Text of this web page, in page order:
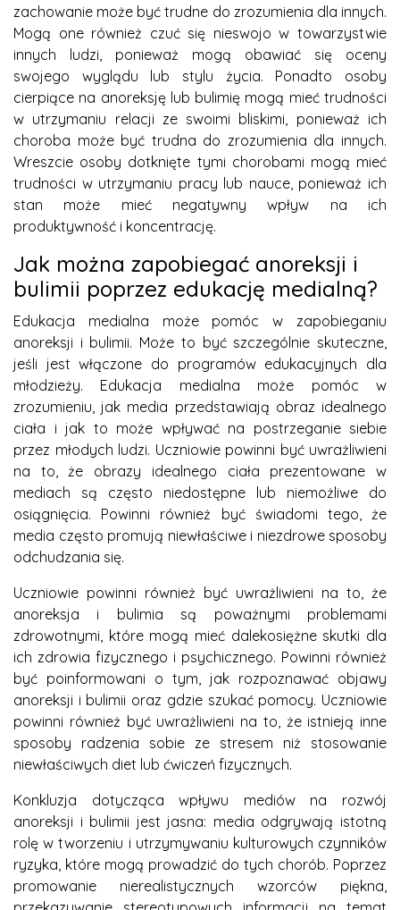
zachowanie może być trudne do zrozumienia dla innych.
Mogą one również czuć się nieswojo w towarzystwie
innych ludzi, ponieważ mogą obawiać się oceny
swojego wyglądu lub stylu życia. Ponadto osoby
cierpiące na anoreksję lub bulimię mogą mieć trudności
w utrzymaniu relacji ze swoimi bliskimi, ponieważ ich
choroba może być trudna do zrozumienia dla innych.
Wreszcie osoby dotknięte tymi chorobami mogą mieć
trudności w utrzymaniu pracy lub nauce, ponieważ ich
stan może mieć negatywny wpływ na ich
produktywność i koncentrację.
Jak można zapobiegać anoreksji i
bulimii poprzez edukację medialną?
Edukacja medialna może pomóc w zapobieganiu
anoreksji i bulimii. Może to być szczególnie skuteczne,
jeśli jest włączone do programów edukacyjnych dla
młodzieży. Edukacja medialna może pomóc w
zrozumieniu, jak media przedstawiają obraz idealnego
ciała i jak to może wpływać na postrzeganie siebie
przez młodych ludzi. Uczniowie powinni być uwrażliwieni
na to, że obrazy idealnego ciała prezentowane w
mediach są często niedostępne lub niemożliwe do
osiągnięcia. Powinni również być świadomi tego, że
media często promują niewłaściwe i niezdrowe sposoby
odchudzania się.
Uczniowie powinni również być uwrażliwieni na to, że
anoreksja i bulimia są poważnymi problemami
zdrowotnymi, które mogą mieć dalekosiężne skutki dla
ich zdrowia fizycznego i psychicznego. Powinni również
być poinformowani o tym, jak rozpoznawać objawy
anoreksji i bulimii oraz gdzie szukać pomocy. Uczniowie
powinni również być uwrażliwieni na to, że istnieją inne
sposoby radzenia sobie ze stresem niż stosowanie
niewłaściwych diet lub ćwiczeń fizycznych.
Konkluzja dotycząca wpływu mediów na rozwój
anoreksji i bulimii jest jasna: media odgrywają istotną
rolę w tworzeniu i utrzymywaniu kulturowych czynników
ryzyka, które mogą prowadzić do tych chorób. Poprzez
promowanie nierealistycznych wzorców piękna,